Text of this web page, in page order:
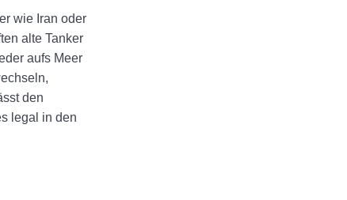
wie Iran oder
alte Tanker
aufs Meer
den
legal in den